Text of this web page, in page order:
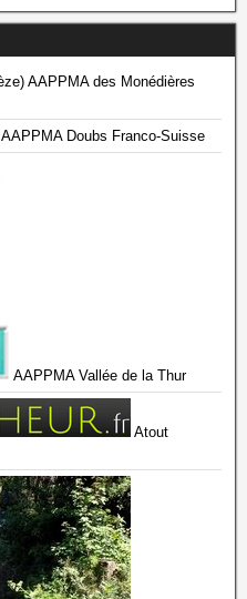
AAPPMA des Monédières
AAPPMA Doubs Franco-Suisse
AAPPMA Vallée de la Thur
Atout